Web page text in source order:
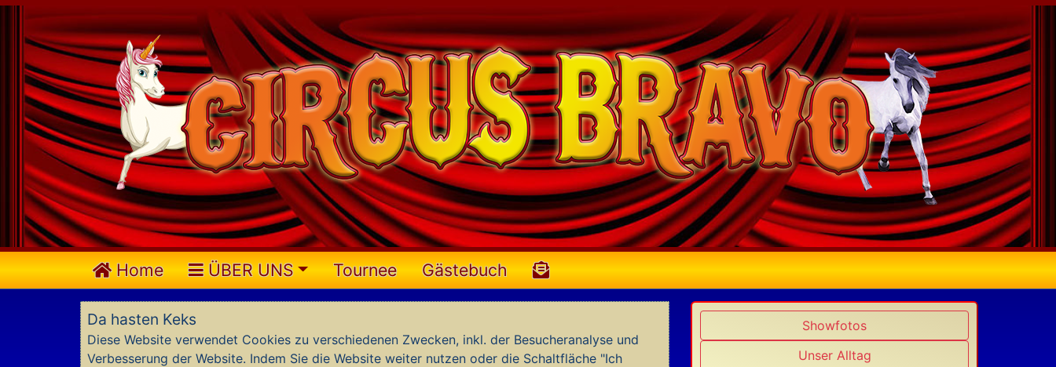
Home ÜBER UNS Tournee Gästebuch
Da hasten Keks
Diese Website verwendet Cookies zu verschiedenen Zwecken, inkl. der Besucheranalyse und
Verbesserung der Website. Indem Sie die Website weiter nutzen oder die Schaltfläche "Ich
Showfotos
Unser Alltag